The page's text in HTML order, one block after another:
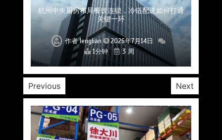
上海餐饮连锁加速，冷链配送如何破解冻品食材
流通难题？
作者lenglian
2026年7月14日
1分钟
3 周
杭州中央厨房布局餐饮连锁，冷链配送如何打通
关键一环
作者lenglian
2026年7月14日
1分钟
3 周
北京餐饮企业如何选择冷链公司？
作者lenglian
2026年7月14日
1分钟
3 周
深圳冷链物流如何护航餐饮连锁？冻品食材流通
全解析
作者lenglian
2026年7月14日
1分钟
3 周
北京餐饮仓配一体化的核心价值与落地实践解析
作者lenglian
2026年7月14日
1分钟
3 周
武汉冻品配送三要素：控温、时效、低成本如何
兼得？
作者lenglian
2026年7月14日
1分钟
3 周
重庆冷链布局解冻食材运输密码，餐饮连锁如何
稳控品质？
作者lenglian
2026年7月14日
1分钟
3 周
Previous Next